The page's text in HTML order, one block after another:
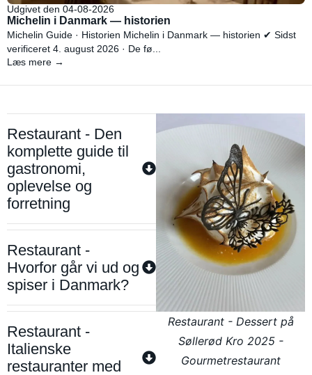
Udgivet den 04-08-2026
Michelin i Danmark — historien
Michelin Guide · Historien Michelin i Danmark — historien ✔ Sidst
verificeret 4. august 2026 · De fø...
Læs mere →
Restaurant - Den
komplette guide til
gastronomi,
oplevelse og
forretning
Restaurant -
Hvorfor går vi ud og
spiser i Danmark?
Restaurant -
Italienske
restauranter med
Restaurant - Dessert på
Søllerød Kro 2025 -
Gourmetrestaurant